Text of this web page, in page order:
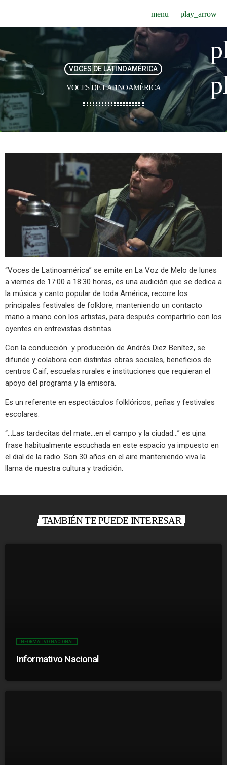
menu play_arrow
VOCES DE LATINOAMÉRICA
VOCES DE LATINOAMÉRICA
“Voces de Latinoamérica” se emite en La Voz de Melo de lunes
a viernes de 17:00 a 18:30 horas, es una audición que se dedica a
la música y canto popular de toda América, recorre los
principales festivales de folklore, manteniendo un contacto
mano a mano con los artistas, para después compartirlo con los
oyentes en entrevistas distintas.
Con la conducción y producción de Andrés Diez Benítez, se
difunde y colabora con distintas obras sociales, beneficios de
centros Caif, escuelas rurales e instituciones que requieran el
apoyo del programa y la emisora.
Es un referente en espectáculos folklóricos, peñas y festivales
escolares.
“…Las tardecitas del mate…en el campo y la ciudad…” es ujna
frase habitualmente escuchada en este espacio ya impuesto en
el dial de la radio. Son 30 años en el aire manteniendo viva la
llama de nuestra cultura y tradición.
TAMBIÉN TE PUEDE INTERESAR
INFORMATIVO NACIONAL
Informativo Nacional